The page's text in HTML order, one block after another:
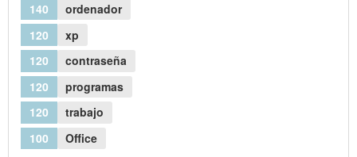
140
ordenador
120
xp
120
contraseña
120
programas
120
trabajo
100
Office